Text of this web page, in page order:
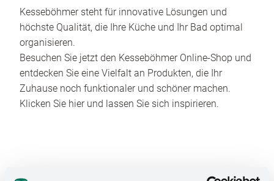
Kesseböhmer steht für innovative Lösungen und
höchste Qualität, die Ihre Küche und Ihr Bad optimal
organisieren.
Besuchen Sie jetzt den Kesseböhmer Online-Shop und
entdecken Sie eine Vielfalt an Produkten, die Ihr
Zuhause noch funktionaler und schöner machen.
Klicken Sie hier und lassen Sie sich inspirieren.